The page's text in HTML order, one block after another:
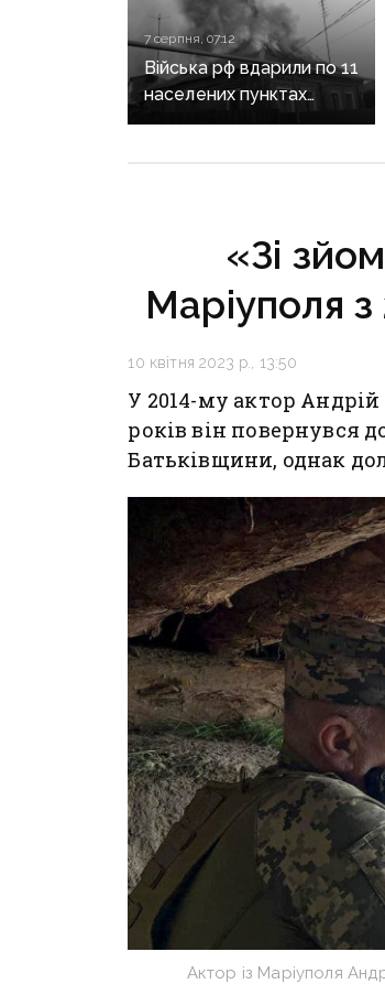
7 серпня, 07:12
Війська рф вдарили по 11
населених пунктах
Донеччини: одна людина
«Зі
Маріуполя
10 квітня 2023 р., 13:50
У 2014-му актор
років він повернувся
Батьківщини, однак
Актор із Маріуполя